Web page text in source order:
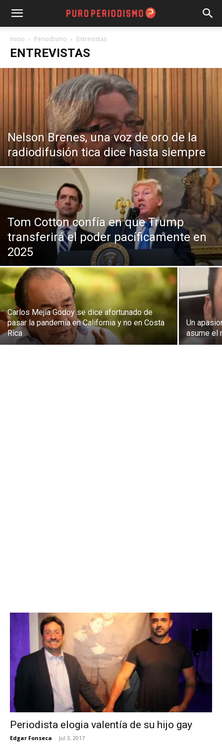
Inicio Periodismo Entrevistas
ENTREVISTAS
Nelson Brenes, una voz de oro de la
radiodifusión tica dice hasta siempre
Tom Cotton confía en que Trump
transferirá el poder pacíficamente en
2025
Carlos Mejía Godoy se dice afortunado de
pasar la pandemia en California y no en Costa
Rica
Un
asume el
Periodista elogia valentía de su hijo gay
Edgar Fonseca - Jul 3, 2017